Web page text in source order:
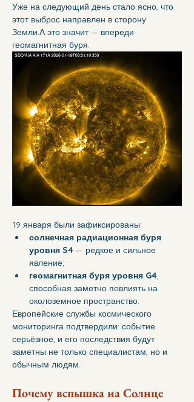
Уже на следующий день стало ясно, что
этот выброс направлен в сторону
Земли.А это значит — впереди
геомагнитная буря.
19 января были зафиксированы:
солнечная радиационная буря
уровня S4 — редкое и сильное
явление;
геомагнитная буря уровня G4,
способная заметно повлиять на
околоземное пространство.
Европейские службы космического
мониторинга подтвердили: событие
серьёзное, и его последствия будут
заметны не только специалистам, но и
обычным людям.
Почему вспышка на Солнце